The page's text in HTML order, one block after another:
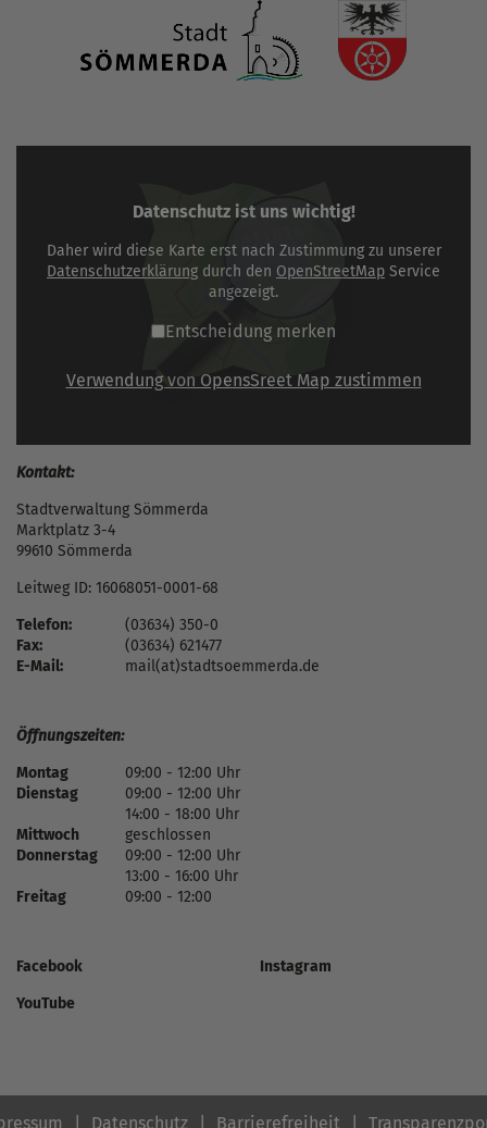
Datenschutz ist uns wichtig!
Daher wird diese Karte erst nach Zustimmung zu unserer
Datenschutzerklärung durch den OpenStreetMap Service
angezeigt.
Entscheidung merken
Verwendung von OpensSreet Map zustimmen
Kontakt:
Stadtverwaltung Sömmerda
Marktplatz 3-4
99610 Sömmerda
Leitweg ID: 16068051-0001-68
Telefon:
(03634) 350-0
Fax:
(03634) 621477
E-Mail:
mail(at)stadtsoemmerda.de
Öffnungszeiten:
Montag
09:00 - 12:00 Uhr
Dienstag
09:00 - 12:00 Uhr
14:00 - 18:00 Uhr
Mittwoch
geschlossen
Donnerstag
09:00 - 12:00 Uhr
13:00 - 16:00 Uhr
Freitag
09:00 - 12:00
Facebook
Instagram
YouTube
Datenschutz Barrierefreiheit